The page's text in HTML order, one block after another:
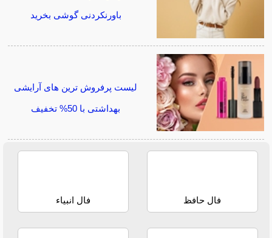
باورنکردنی گوشی بخرید
لیست پرفروش ترین های آرایشی
بهداشتی با 50% تخفیف
فال حافظ فال انبیاء